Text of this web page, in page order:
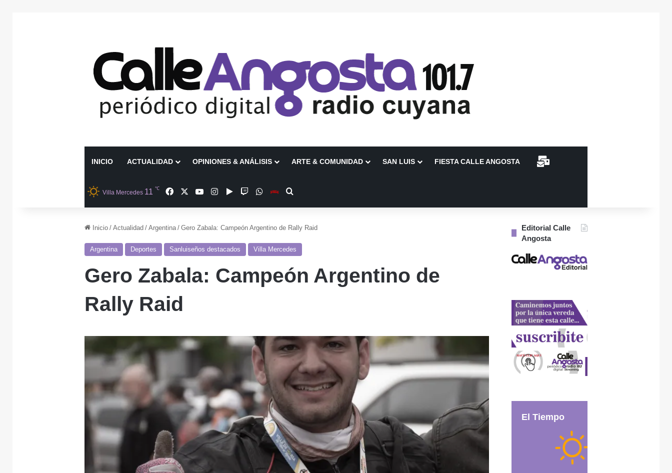
INICIO ACTUALIDAD OPINIONES & ANÁLISIS ARTE & COMUNIDAD SAN LUIS FIESTA CALLE ANGOSTA CONTACTO
Villa Mercedes 11 ℃ FacebookYouTubeInstagramGoogle Play
TwitchWhatsAppEscuchanos en Vivo
Inicio / Actualidad / Argentina / Gero Zabala: Campeón Argentino de Rally Raid
Argentina Deportes Sanluiseños destacados Villa Mercedes
Gero Zabala: Campeón Argentino de
Rally Raid
Editorial Calle
Angosta
El Tiempo